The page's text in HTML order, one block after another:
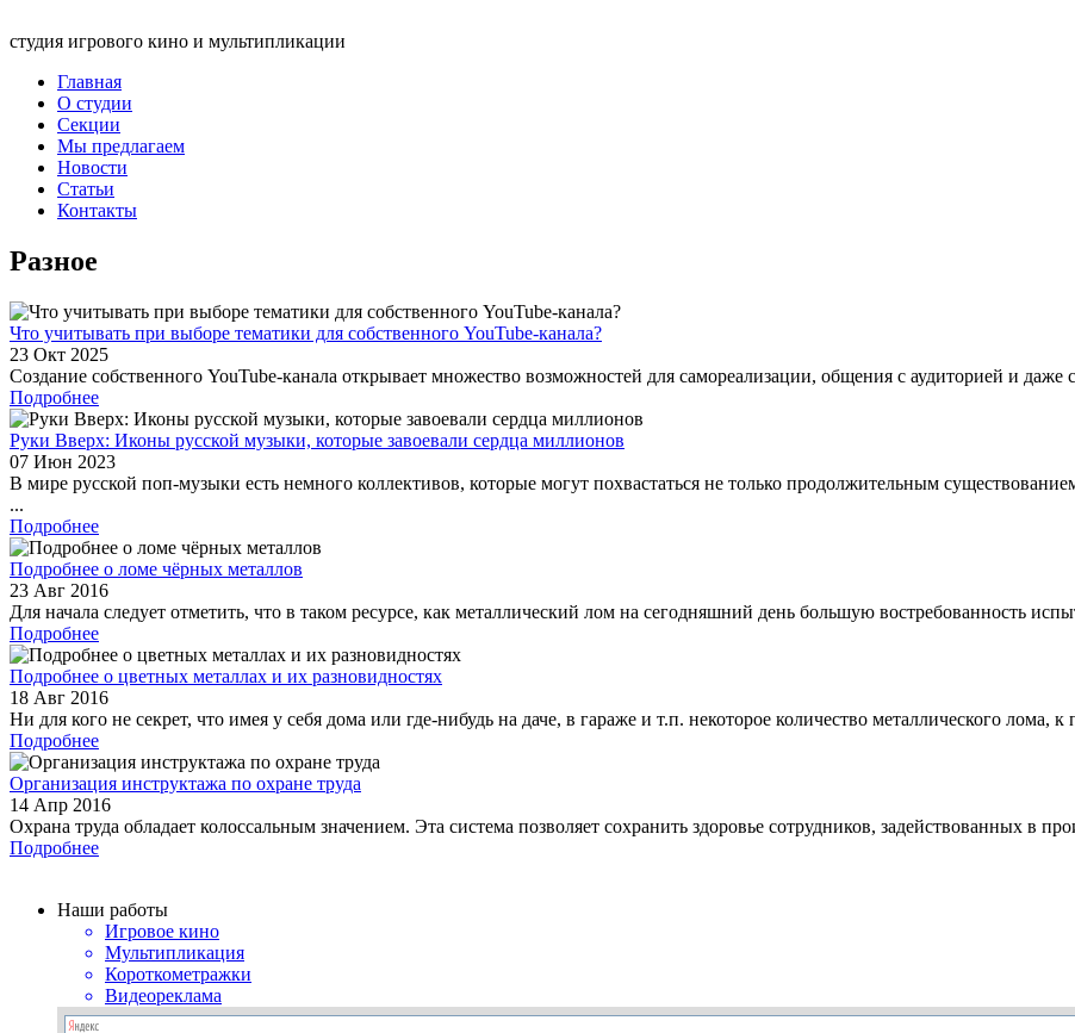
студия игрового кино и мультипликации
Главная
О студии
Секции
Мы предлагаем
Новости
Статьи
Контакты
Разное
Что учитывать при выборе тематики для собственного YouTube-канала?
23 Окт 2025
Создание собственного YouTube-канала открывает множество возможностей для самореализации, общения с аудиторией и даже
Подробнее
Руки Вверх: Иконы русской музыки, которые завоевали сердца миллионов
07 Июн 2023
В мире русской поп-музыки есть немного коллективов, которые могут похвастаться не только продолжительным
...
Подробнее
Подробнее о ломе чёрных металлов
23 Авг 2016
Для начала следует отметить, что в таком ресурсе, как металлический лом на сегодняшний день большую востребованность
Подробнее
Подробнее о цветных металлах и их разновидностях
18 Авг 2016
Ни для кого не секрет, что имея у себя дома или где-нибудь на даче, в гараже и т.п. некоторое количество металлического
Подробнее
Организация инструктажа по охране труда
14 Апр 2016
Охрана труда обладает колоссальным значением. Эта система позволяет сохранить здоровье сотрудников, задействованных в
Подробнее
Наши работы
Игровое кино
Мультипликация
Короткометражки
Видеореклама